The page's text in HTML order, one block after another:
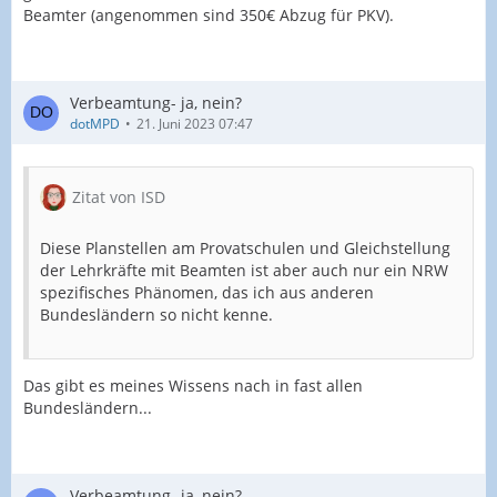
Beamter (angenommen sind 350€ Abzug für PKV).
Verbeamtung- ja, nein?
dotMPD 21. Juni 2023 07:47
Zitat von ISD
Diese Planstellen am Provatschulen und Gleichstellung
der Lehrkräfte mit Beamten ist aber auch nur ein NRW
spezifisches Phänomen, das ich aus anderen
Bundesländern so nicht kenne.
Das gibt es meines Wissens nach in fast allen
Bundesländern...